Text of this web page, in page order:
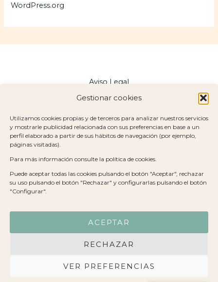
Gestionar cookies
Utilizamos cookies propias y de terceros para analizar nuestros servicios
y mostrarle publicidad relacionada con sus preferencias en base a un
perfil elaborado a partir de sus hábitos de navegación (por ejemplo,
páginas visitadas).
Para más información consulte la política de cookies.
Puede aceptar todas las cookies pulsando el botón "Aceptar", rechazar
su uso pulsando el botón "Rechazar" y configurarlas pulsando el botón
"Configurar".
ACEPTAR
RECHAZAR
VER PREFERENCIAS
WordPress.org
Aviso Legal
Política de Privacidad
Mapa del Sitio
Declaración de Accesibilidad
reservados